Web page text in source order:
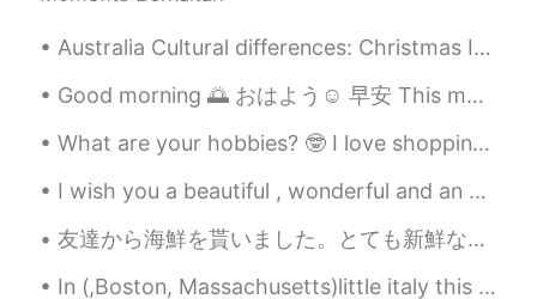
どちらかというと不快に感じる方です。不
JP EN
「日本語お上手ですね」(日本語に限ら
め言葉と言われた時に嬉しいですか？
「日本語お上手ですね」(日本語に限ら
Australia Cultural differences: Christmas In Australia, Christmas is about coming home, family,...
Good morning 🌅 おはよう☺ 早安 This morning I met with Craig and Kev for a bike ride. Kev met us half w...
What are your hobbies? 🤓 I love shopping, especially for stationary and anything electronic! I al...
I wish you a beautiful , wonderful and an awesome day ! Have a fantastic weekend and a fabulous S...
友達から海鮮を貰いました。とても新鮮なので、早速料理をしました。皆さん、シャコを食べたことがありますか？見た目はちょっと怖いですけど、とても美味しかったです。後、このカニは何と言うですか？ちょっ...
In (,Boston, Massachusetts)little italy this Monday evening up in the Northern End 😍😍😭was fanta...